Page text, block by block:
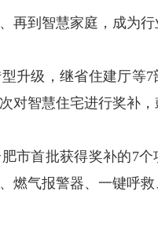
到智慧家庭，成为行
级，继省住建厅等7
对智慧住宅进行奖补
首批获得奖补的7个
燃气报警器、一键呼